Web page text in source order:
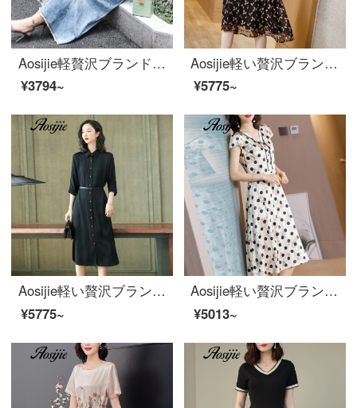
Aosijie軽贅沢ブランド婦人服デニムワンピース女性2020年春新作はウエストが細く見える中、長めのブラウススカートとカジュアルで、ゆったりとしたスカートの画像色XLを備えています。
¥3794~
Aosijie軽い贅沢ブランドの婦人服の重さはシルクプリントのワンピース女性の2020夏の新型の腰を収めて明らかにやせて腹の中で長い項の桑蚕糸のスカートの黒色Lを遮ります。
¥5775~
Aosijie軽い贅沢ブランドの婦人服黒い重さのシルクのワンピース女性2020年春新作レジャーのフランスベルトは腰を収めてやせて見える気質の桑蚕糸のスカートの黒色のMを表します。
¥5775~
Aosijie軽い贅沢ブランドの婦人服のシルクの半袖Vネックのワンピース女性の夏の新型の重さのポンド桑蚕糸プリントのスカートは腰を収めて明らかにやせている中に長いタイプの空気を通すA字のスカートの米黄色のM
¥5013~